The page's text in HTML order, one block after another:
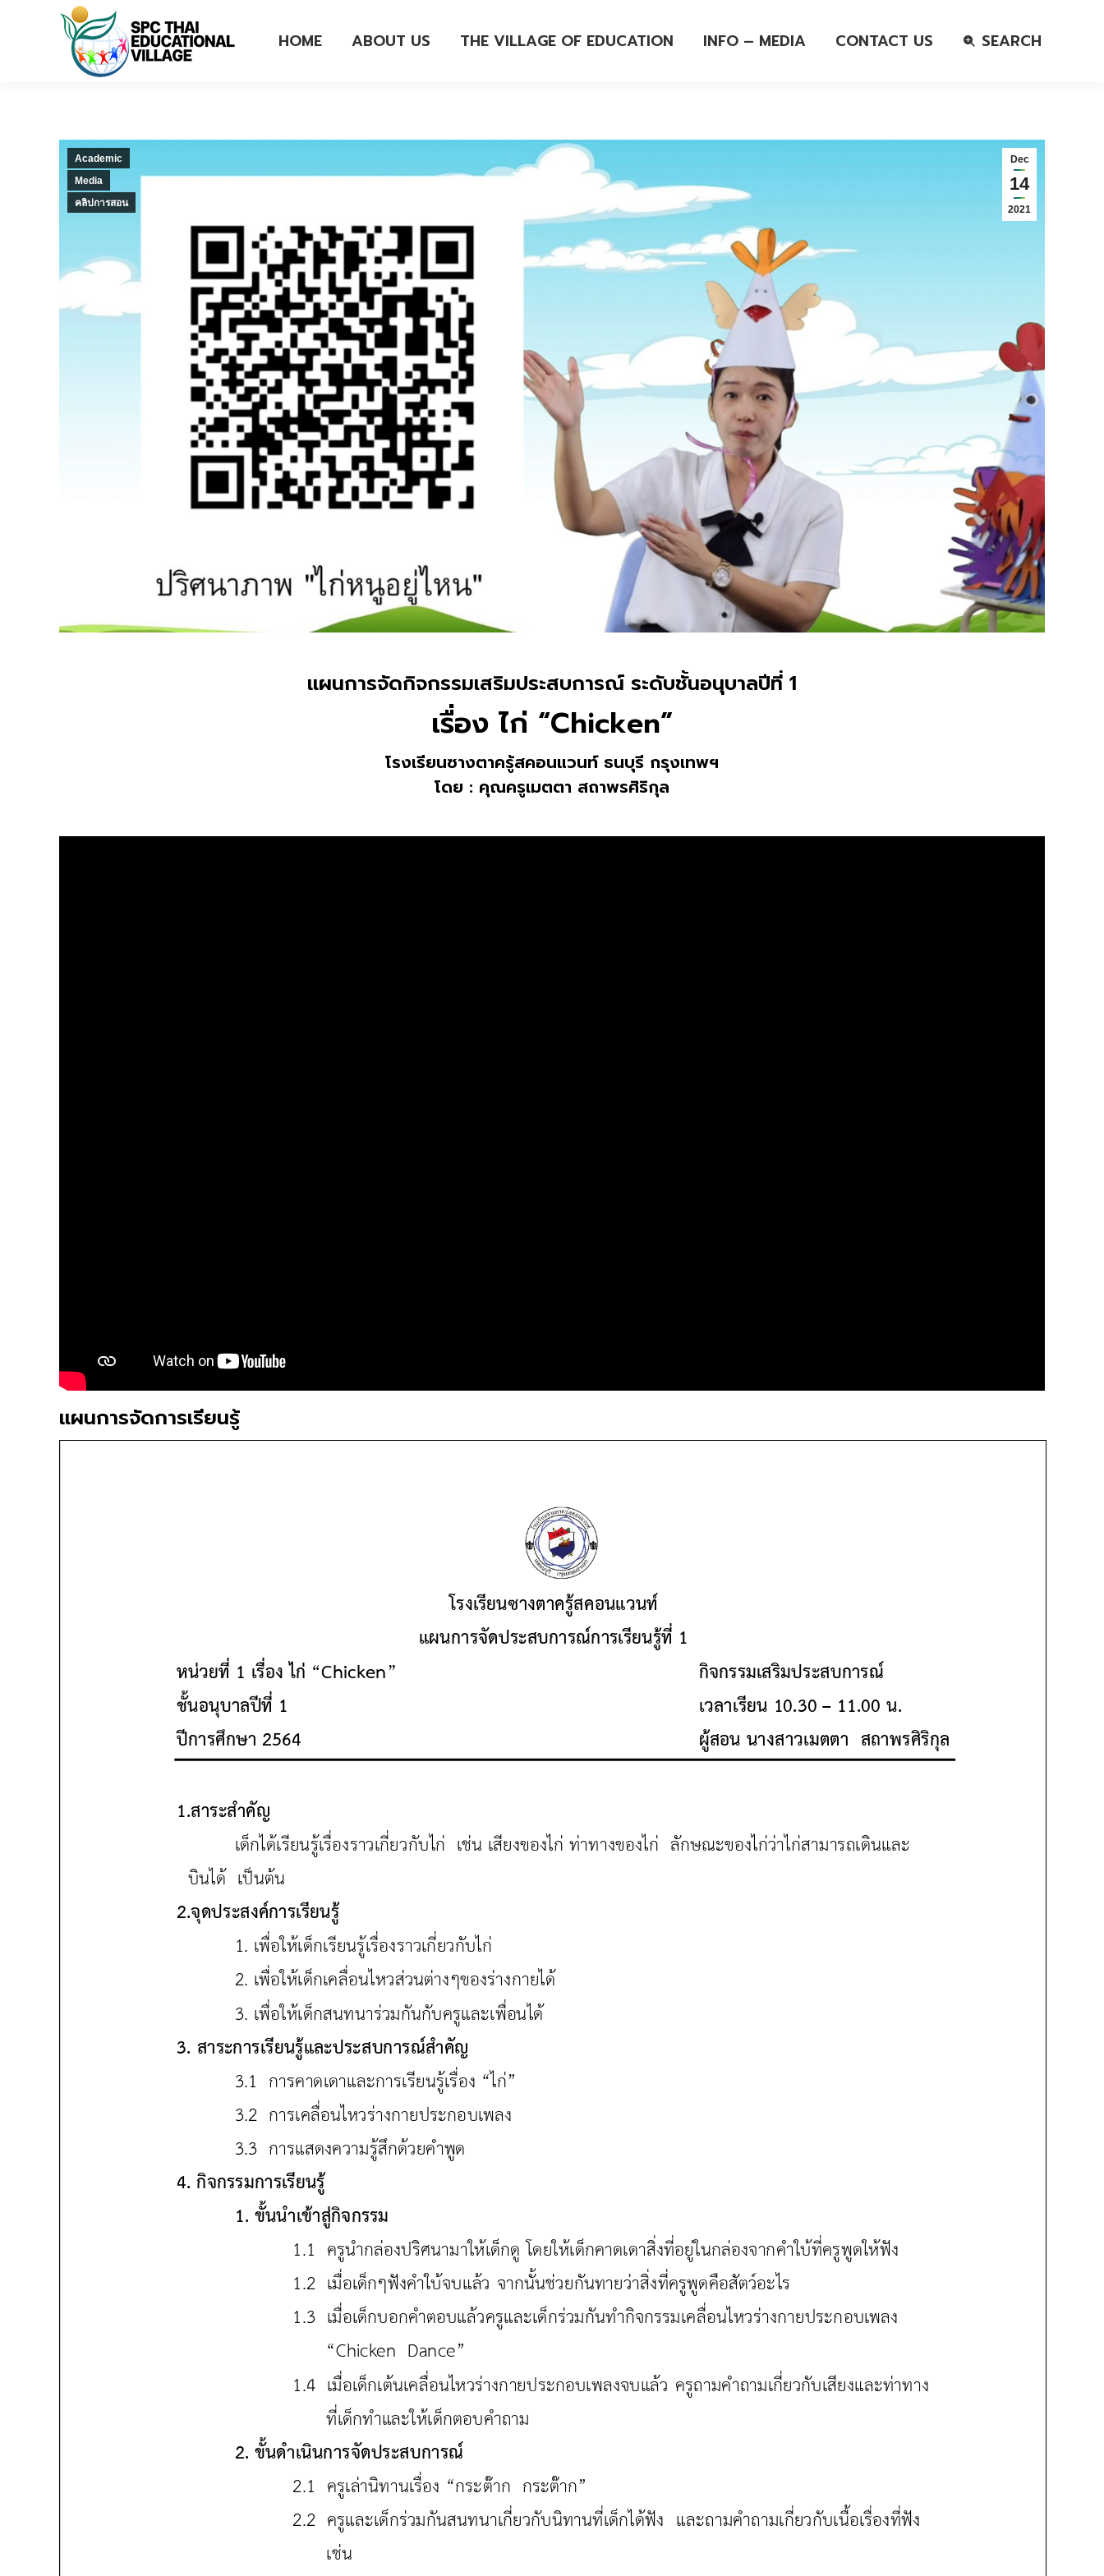
HOME ABOUT US THE VILLAGE OF EDUCATION INFO – MEDIA CONTACT US SEARCH
Dec
14
2021
Academic
Media
คลิปการสอน
แผนการจัดกิจกรรมเสริมประสบการณ์ ระดับชั้นอนุบาลปีที่ 1
เรื่อง ไก่ “Chicken”
โรงเรียนซางตาครู้สคอนแวนท์ ธนบุรี กรุงเทพฯ
โดย : คุณครูเมตตา สถาพรศิริกุล
แผนการจัดการเรียนรู้